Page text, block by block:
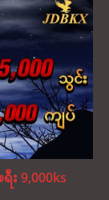
9,000ks